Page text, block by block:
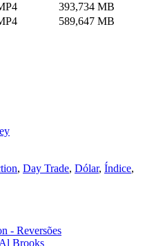
393,734 MB
589,647 MB
, Day Trade, Dólar, Índice,
Brooks